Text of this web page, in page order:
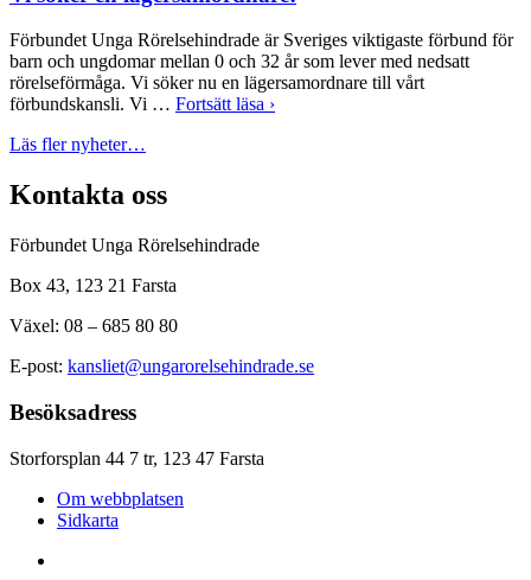
Förbundet Unga Rörelsehindrade är Sveriges viktigaste förbund för
barn och ungdomar mellan 0 och 32 år som lever med nedsatt
rörelseförmåga. Vi söker nu en lägersamordnare till vårt
förbundskansli. Vi … Fortsätt läsa ›
Läs fler nyheter…
Kontakta oss
Förbundet Unga Rörelsehindrade
Box 43, 123 21 Farsta
Växel: 08 – 685 80 80
E-post: kansliet@ungarorelsehindrade.se
Besöksadress
Storforsplan 44 7 tr, 123 47 Farsta
Om webbplatsen
Sidkarta